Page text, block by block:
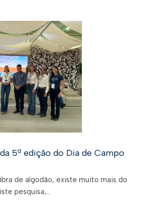
5ª edição do Dia de Campo
de algodão, existe muito mais do
pesquisa,...